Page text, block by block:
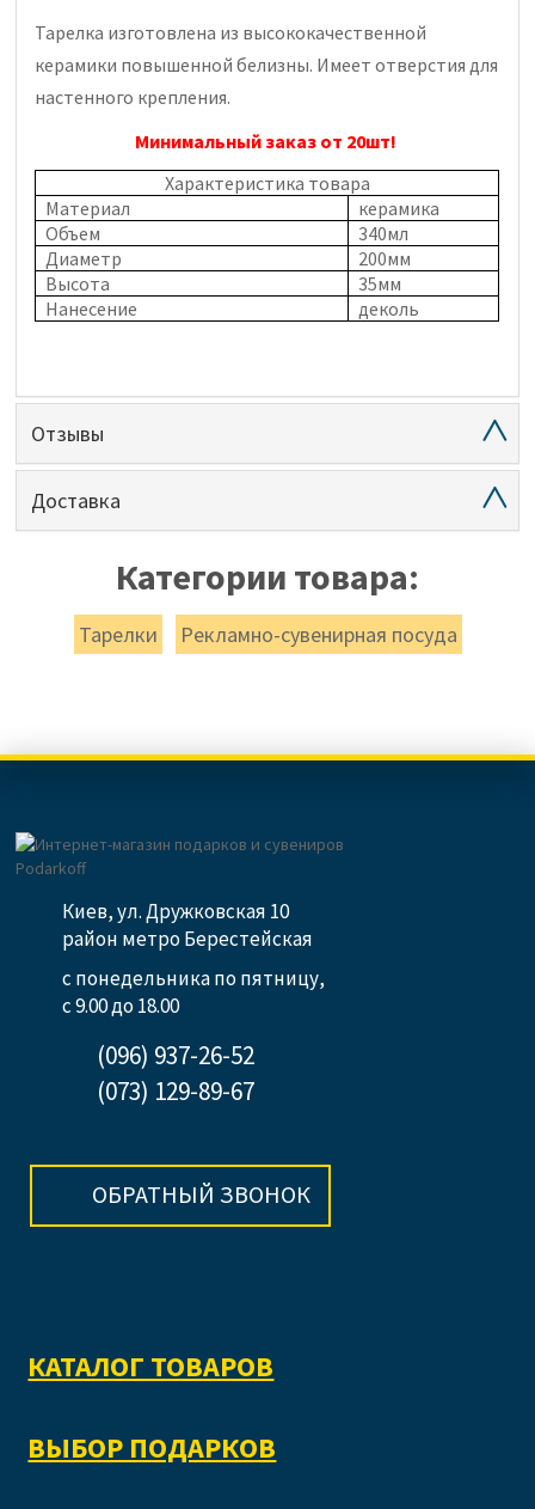
Тарелка изготовлена из высококачественной
керамики повышенной белизны. Имеет отверстия для
настенного крепления.
Минимальный заказ от 20шт!
Характеристика товара
Материал
керамика
Объем
340мл
Диаметр
200мм
Высота
35мм
Нанесение
деколь
Отзывы
Доставка
Категории товара:
Тарелки Рекламно-сувенирная посуда
Киев, ул. Дружковская 10
район метро Берестейская
с понедельника по пятницу,
с 9.00 до 18.00
(096) 937-26-52
(073) 129-89-67
ОБРАТНЫЙ ЗВОНОК
КАТАЛОГ ТОВАРОВ
ВЫБОР ПОДАРКОВ